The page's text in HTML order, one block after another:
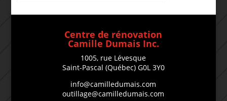
Centre de rénovation
Camille Dumais Inc.
1005, rue Lévesque
Saint-Pascal (Québec) G0L 3Y0
info@camilledumais.com
outillage@camilledumais.com